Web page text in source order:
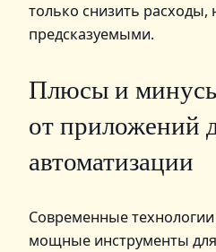
только снизить расходы,
предсказуемыми.
Плюсы и
от приложений
автоматизации
Современные
мощные инструменты